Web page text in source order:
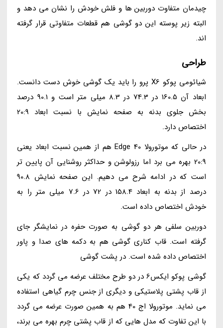
چیدمان متفاوت دوربین ها و فلش خودش را نشان می دهد و
البته زیر پوسته این دو گوشی هم قطعات متفاوتی قرار گرفته
اند.
طراحی
شیائومی پوکو X6 پرو را باید یک گوشی خوش دست دانست.
ابعاد آن 160.5 در 74.3 در 8.3 میلی متر است و 90.1 درصد
بخش جلوی بدنه به صفحه نمایش با نسبت ابعاد 20:9
اختصاص دارد.
در حالی که موتورولا Edge 40 هم از همین نسبت ابعاد یعنی
20:9 بهره می برد اما رزولوشن و حداکثر روشنایی آن پایین تر
است که در ادامه شرح می دهیم. این صفحه نمایش 90.8
درصد از بدنه به ابعاد 158.4 در 72 در 7.6 میلی متر را به
خودش اختصاص داده است.
دوربین سلفی هر دو گوشی به صورت حفره در نمایشگر جای
گرفته است. قاب کناری گوشی هم به دکمه های صدا و پاور
اختصاص داده شده است. در پشت گوشی
گوشی پوکو ایکس6 در دو طرح مختلف عرضه می گردد که یکی
از قاب پشتی پلاستیکی و دیگری از جنس چرم گیاهی استفاده
می نماید. موتورولا اج 40 هم به همین صورت عرضه می گردد
با این تفاوت که مدل هایی که از قاب پشتی چرم بهره می برند،